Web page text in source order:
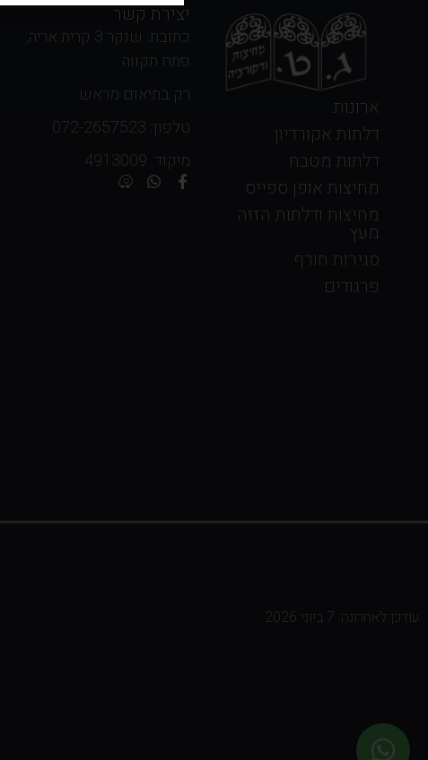
ארונות
דלתות אקורדיון
דלתות מטבח
מחיצות אופן ספייס
מחיצות ודלתות הזזה
מעץ
סגירות חורף
פרגודים
יצירת קשר
כתובת: שנקר 3 קרית אריה,
פתח תקווה
רק בתיאום מראש
טלפון: 072-2657523
מיקוד: 4913009
עודכן לאחרונה: 7 ביוני 2026